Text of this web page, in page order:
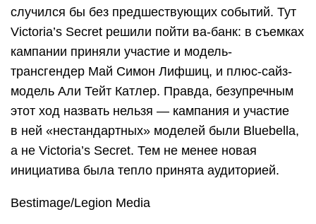
случился бы без предшествующих событий. Тут
Victoria’s Secret решили пойти ва-банк: в съемках
кампании приняли участие и модель-
трансгендер Май Симон Лифшиц, и плюс-сайз-
модель Али Тейт Катлер. Правда, безупречным
этот ход назвать нельзя — кампания и участие
в ней «нестандартных» моделей были Bluebella,
а не Victoria’s Secret. Тем не менее новая
инициатива была тепло принята аудиторией.
Bestimage/Legion Media